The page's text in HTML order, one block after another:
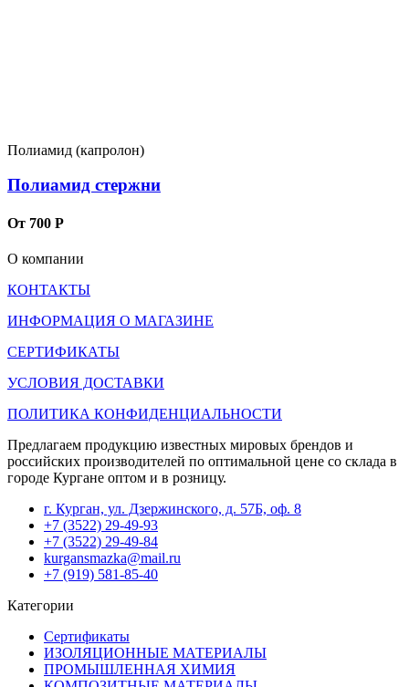
Полиамид (капролон)
Полиамид стержни
От 700 Р
О компании
КОНТАКТЫ
ИНФОРМАЦИЯ О МАГАЗИНЕ
СЕРТИФИКАТЫ
УСЛОВИЯ ДОСТАВКИ
ПОЛИТИКА КОНФИДЕНЦИАЛЬНОСТИ
Предлагаем продукцию известных мировых брендов и
российских производителей по оптимальной цене со склада в
городе Кургане оптом и в розницу.
г. Курган, ул. Дзержинского, д. 57Б, оф. 8
+7 (3522) 29-49-93
+7 (3522) 29-49-84
kurgansmazka@mail.ru
+7 (919) 581-85-40
Категории
Сертификаты
ИЗОЛЯЦИОННЫЕ МАТЕРИАЛЫ
ПРОМЫШЛЕННАЯ ХИМИЯ